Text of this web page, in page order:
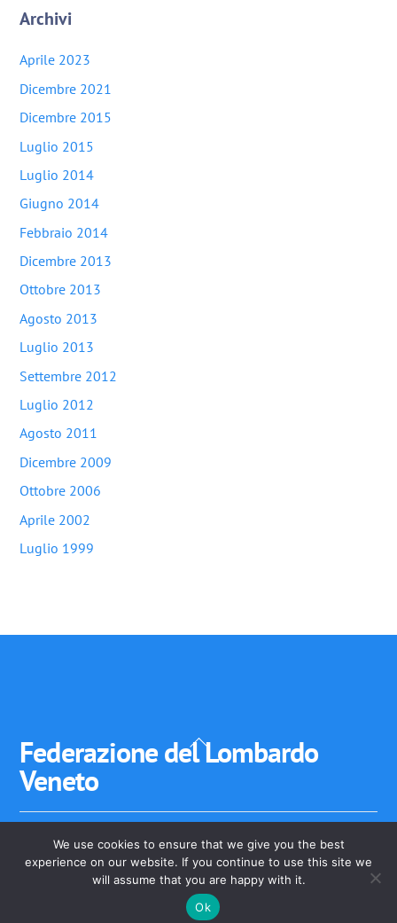
Archivi
Aprile 2023
Dicembre 2021
Dicembre 2015
Luglio 2015
Luglio 2014
Giugno 2014
Febbraio 2014
Dicembre 2013
Ottobre 2013
Agosto 2013
Luglio 2013
Settembre 2012
Luglio 2012
Agosto 2011
Dicembre 2009
Ottobre 2006
Aprile 2002
Luglio 1999
Back
To
Federazione del Lombardo
Veneto
Federazione del Lombardo-Veneto - Stato Veneto, Stato
dell'Insubria Stato di Mantova
We use cookies to ensure that we give you the best
experience on our website. If you continue to use this site we
will assume that you are happy with it.
Ok